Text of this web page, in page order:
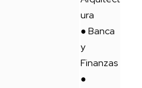
ura
● Banca
y
Finanzas
●